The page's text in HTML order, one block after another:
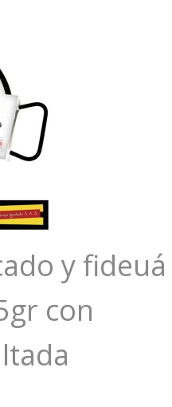
y fideuá
con